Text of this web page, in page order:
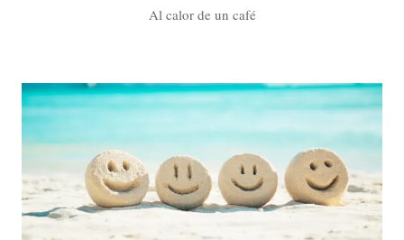
Al calor de un café